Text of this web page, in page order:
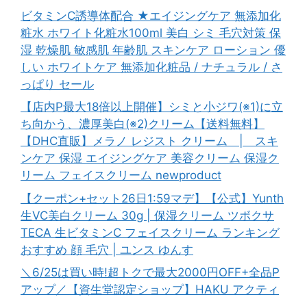
ビタミンC誘導体配合 ★エイジングケア 無添加化
粧水 ホワイト化粧水100ml 美白 シミ 毛穴対策 保
湿 乾燥肌 敏感肌 年齢肌 スキンケア ローション 優
しい ホワイトケア 無添加化粧品 / ナチュラル / さ
っぱり セール
【店内P最大18倍以上開催】シミと小ジワ(※1)に立
ち向かう、濃厚美白(※2)クリーム【送料無料】
【DHC直販】メラノ レジスト クリーム | スキ
ンケア 保湿 エイジングケア 美容クリーム 保湿ク
リーム フェイスクリーム newproduct
【クーポン+セット26日1:59マデ】【公式】Yunth
生VC美白クリーム 30g | 保湿クリーム ツボクサ
TECA 生ビタミンC フェイスクリーム ランキング
おすすめ 顔 毛穴 | ユンス ゆんす
＼6/25は買い時!超トクで最大2000円OFF+全品P
アップ／【資生堂認定ショップ】HAKU アクティ